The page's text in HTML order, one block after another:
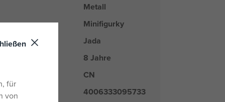
Metall
Minifigurky
Jada
8 Jahre
CN
4006333095733
für
von